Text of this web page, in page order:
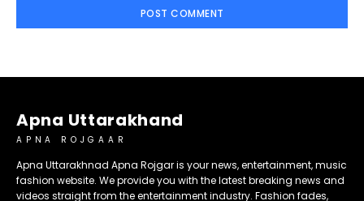
Apna Uttarakhand
APNA ROJGAAR
Apna Uttarakhnad Apna Rojgar is your news, entertainment, music
fashion website. We provide you with the latest breaking news and
videos straight from the entertainment industry. Fashion fades,